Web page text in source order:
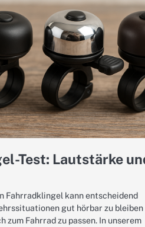
Test: Lautstärke
Fahrradklingel kann entscheidend
gut hörbar zu bleiben
zum Fahrrad zu passen. In unserem